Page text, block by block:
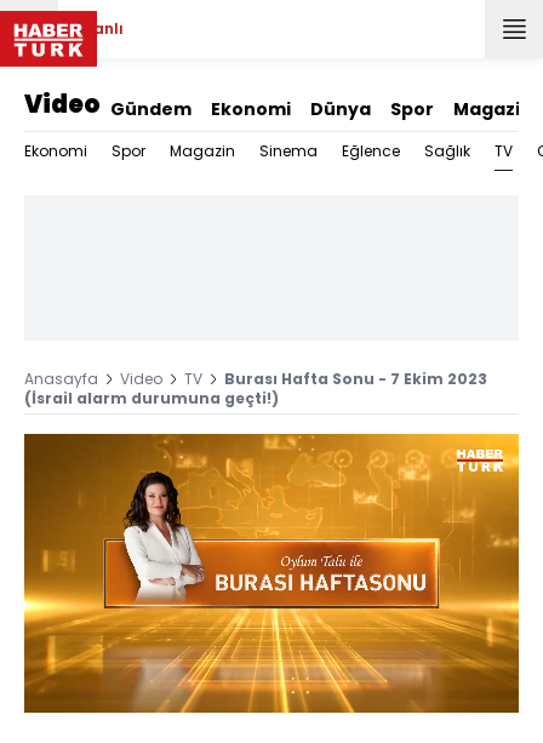
Canlı
Video Gündem Ekonomi Dünya Spor Magazin
Ekonomi Spor Magazin Sinema Eğlence Sağlık TV
Anasayfa Video TV
Burası Hafta Sonu - 7 Ekim 2023
(İsrail alarm durumuna geçti!)
Aç
Yüklendi:
0.12%
Oynatma
Hızı